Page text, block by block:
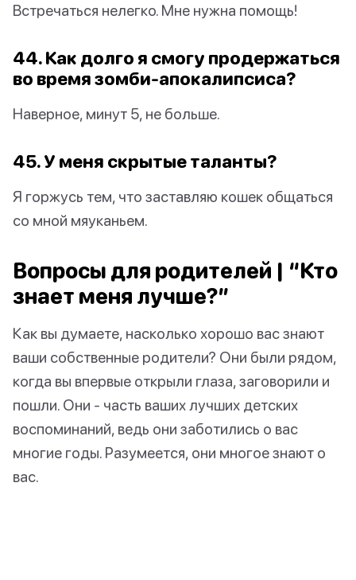
Встречаться нелегко. Мне нужна помощь!
44. Как долго я смогу продержаться
во время зомби-апокалипсиса?
Наверное, минут 5, не больше.
45. У меня скрытые таланты?
Я горжусь тем, что заставляю кошек общаться
со мной мяуканьем.
Вопросы для родителей | “Кто
знает меня лучше?”
Как вы думаете, насколько хорошо вас знают
ваши собственные родители? Они были рядом,
когда вы впервые открыли глаза, заговорили и
пошли. Они - часть ваших лучших детских
воспоминаний, ведь они заботились о вас
многие годы. Разумеется, они многое знают о
вас.